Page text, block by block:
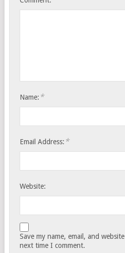
Name: *
Email Address: *
Website:
Save my name, email, and
next time I comment.